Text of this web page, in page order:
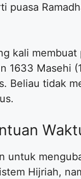
puasa
kali
1633 Masehi
Beliau tidak
untuk
Hijriah,